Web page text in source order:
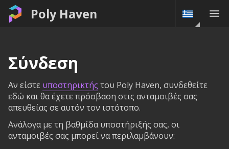
Poly Haven
Σύνδεση
Αν είστε υποστηρικτής του Poly Haven, συνδεθείτε
εδώ και θα έχετε πρόσβαση στις ανταμοιβές σας
απευθείας σε αυτόν τον ιστότοπο.
Ανάλογα με τη βαθμίδα υποστήριξής σας, οι
ανταμοιβές σας μπορεί να περιλαμβάνουν: